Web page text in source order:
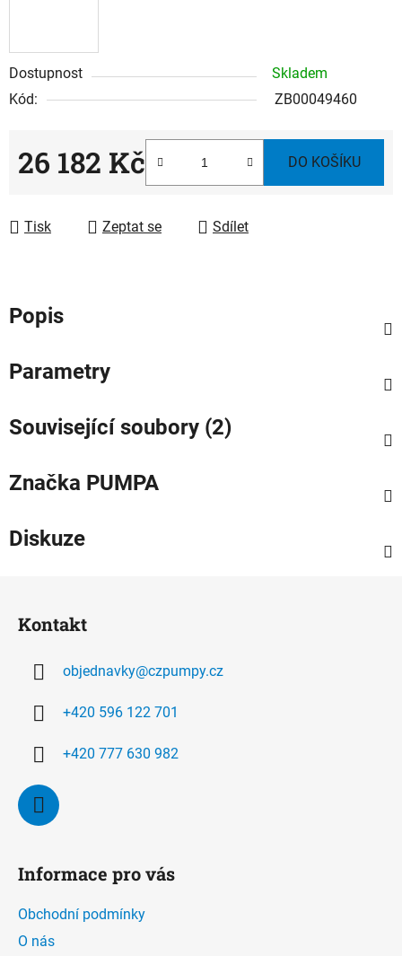
Dostupnost
Skladem
Kód:
ZB00049460
26 182 Kč DO KOŠÍKU
Tisk Zeptat se Sdílet
Popis
Parametry
Související soubory (2)
Značka PUMPA
Diskuze
Kontakt
objednavky@czpumpy.cz
+420 596 122 701
+420 777 630 982
Informace pro vás
Obchodní podmínky
O nás